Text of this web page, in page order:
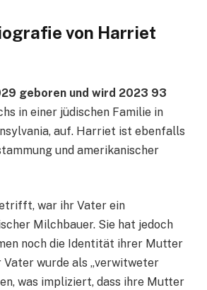
von Harriet
geboren und wird 2023 93
in einer jüdischen Familie in
auf. Harriet ist ebenfalls
und amerikanischer
war ihr Vater ein
Milchbauer. Sie hat jedoch
noch die Identität ihrer Mutter
Vater wurde als „verwitweter
was impliziert, dass ihre Mutter